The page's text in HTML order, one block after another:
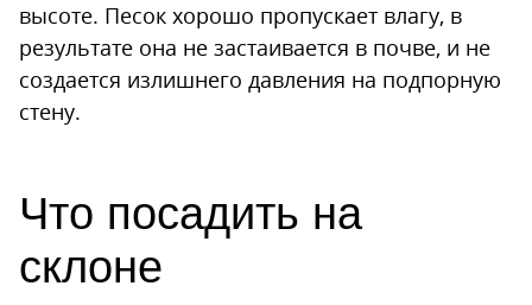
высоте. Песок хорошо пропускает влагу, в
результате она не застаивается в почве, и не
создается излишнего давления на подпорную
стену.
Что посадить на
склоне